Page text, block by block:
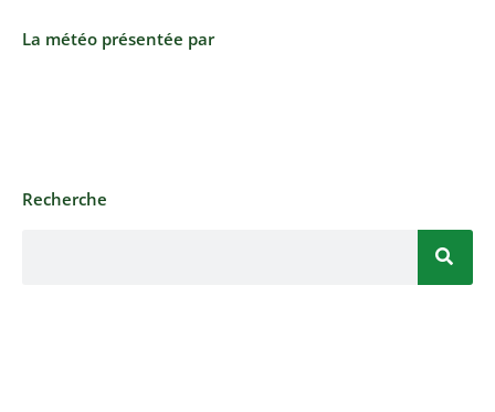
La météo présentée par
Recherche